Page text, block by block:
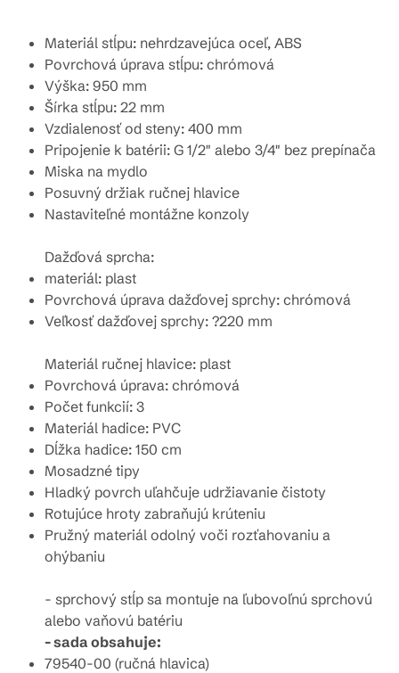
Materiál stĺpu: nehrdzavejúca oceľ, ABS
Povrchová úprava stĺpu: chrómová
Výška: 950 mm
Šírka stĺpu: 22 mm
Vzdialenosť od steny: 400 mm
Pripojenie k batérii: G 1/2" alebo 3/4" bez prepínača
Miska na mydlo
Posuvný držiak ručnej hlavice
Nastaviteľné montážne konzoly
Dažďová sprcha:
materiál: plast
Povrchová úprava dažďovej sprchy: chrómová
Veľkosť dažďovej sprchy: ?220 mm
Materiál ručnej hlavice: plast
Povrchová úprava: chrómová
Počet funkcií: 3
Materiál hadice: PVC
Dĺžka hadice: 150 cm
Mosadzné tipy
Hladký povrch uľahčuje udržiavanie čistoty
Rotujúce hroty zabraňujú krúteniu
Pružný materiál odolný voči rozťahovaniu a
ohýbaniu
- sprchový stĺp sa montuje na ľubovoľnú sprchovú
alebo vaňovú batériu
- sada obsahuje:
79540-00 (ručná hlavica)